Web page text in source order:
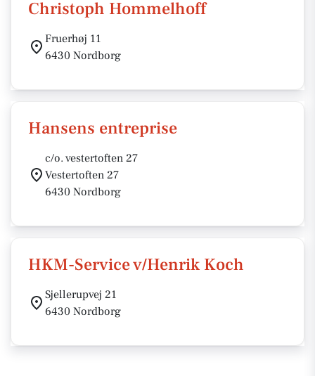
Christoph Hommelhoff
Fruerhøj 11
6430 Nordborg
Hansens entreprise
c/o. vestertoften 27
Vestertoften 27
6430 Nordborg
HKM-Service v/Henrik Koch
Sjellerupvej 21
6430 Nordborg